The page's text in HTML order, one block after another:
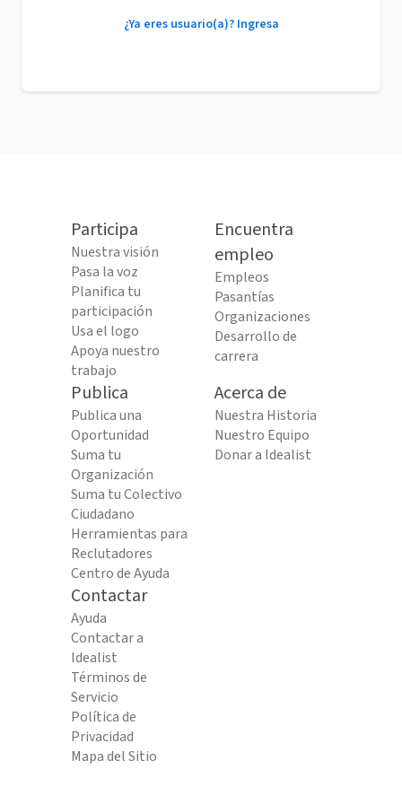
¿Ya eres usuario(a)? Ingresa
Participa
Nuestra visión
Pasa la voz
Planifica tu
participación
Usa el logo
Apoya nuestro
trabajo
Encuentra
empleo
Empleos
Pasantías
Organizaciones
Desarrollo de
carrera
Publica
Publica una
Oportunidad
Suma tu
Organización
Suma tu Colectivo
Ciudadano
Herramientas para
Reclutadores
Centro de Ayuda
Acerca de
Nuestra Historia
Nuestro Equipo
Donar a Idealist
Contactar
Ayuda
Contactar a
Idealist
Términos de
Servicio
Política de
Privacidad
Mapa del Sitio